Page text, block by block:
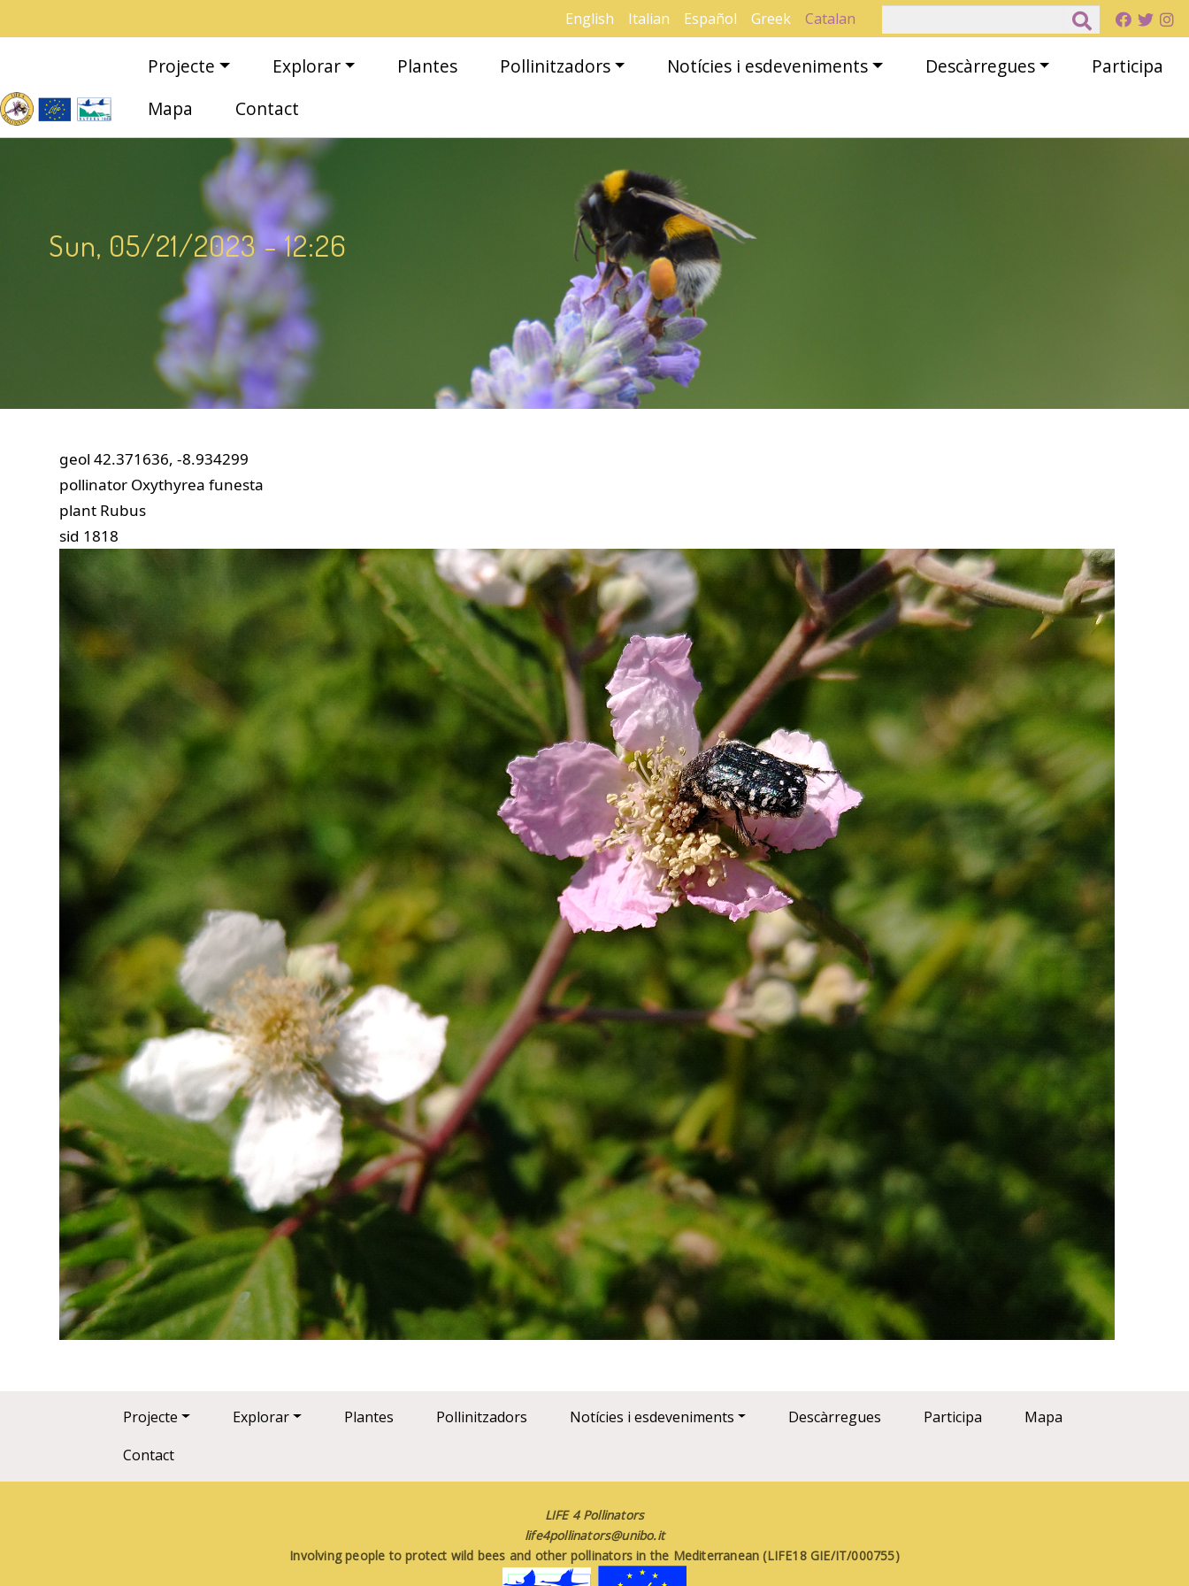
English Italian Español Greek Catalan
Navegació principal
Projecte Explorar Plantes Pollinitzadors Notícies i esdeveniments Descàrregues
Participa
Mapa
Contact
Sun, 05/21/2023 - 12:26
geol 42.371636, -8.934299
pollinator Oxythyrea funesta
plant Rubus
sid 1818
Main navigation
Projecte Explorar Plantes Pollinitzadors Notícies i esdeveniments Descàrregues Participa
Mapa
Contact
LIFE 4 Pollinators
life4pollinators@unibo.it
Involving people to protect wild bees and other pollinators in the Mediterranean (LIFE18 GIE/IT/000755)